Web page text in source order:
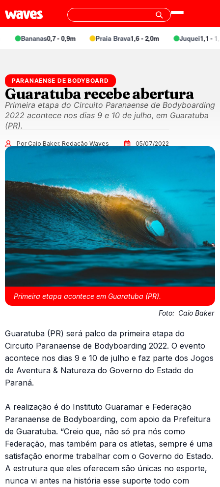
Bananas0,7 - 0,9m Praia Brava1,6 - 2,0m Juquei1,1 -
PARANAENSE DE BODYBOARD
Guaratuba recebe abertura
Primeira etapa do Circuito Paranaense de Bodyboarding
2022 acontece nos dias 9 e 10 de julho, em Guaratuba
(PR).
Por Caio Baker, Redação Waves 05/07/2022
Primeira etapa acontece em Guaratuba (PR).
Foto: Caio Baker
Guaratuba (PR) será palco da primeira etapa do
Circuito Paranaense de Bodyboarding 2022. O evento
acontece nos dias 9 e 10 de julho e faz parte dos Jogos
de Aventura & Natureza do Governo do Estado do
Paraná.
A realização é do Instituto Guaramar e Federação
Paranaense de Bodyboarding, com apoio da Prefeitura
de Guaratuba. “Creio que, não só pra nós como
Federação, mas também para os atletas, sempre é uma
satisfação enorme trabalhar com o Governo do Estado.
A estrutura que eles oferecem são únicas no esporte,
nunca vi antes na história esse suporte todo com